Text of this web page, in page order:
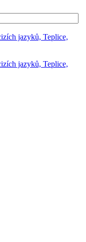
jazyků, Teplice,
jazyků, Teplice,